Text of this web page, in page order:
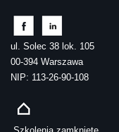
ul. Solec 38 lok. 105
00-394 Warszawa
NIP: 113-26-90-108